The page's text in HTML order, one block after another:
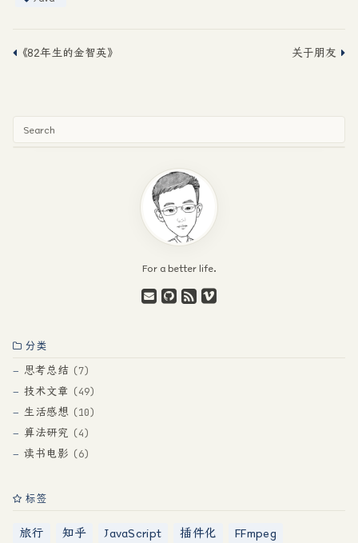
《82年生的金智英》 关于朋友
For a better life.
分类
思考总结 7
技术文章 49
生活感想 10
算法研究 4
读书电影 6
标签
旅行 知乎 JavaScript 插件化
FFmpeg